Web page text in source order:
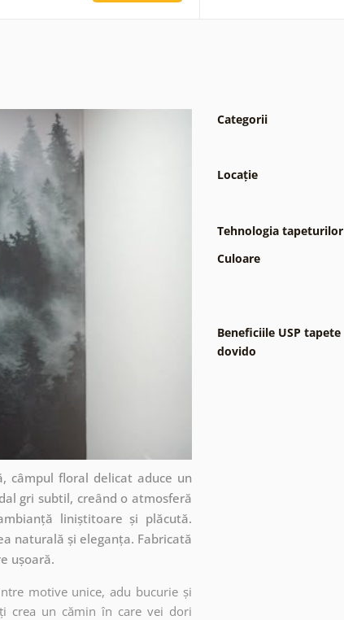
câmpul floral delicat aduce un
gri subtil, creând o atmosferă
liniștitoare și plăcută.
naturală și eleganța. Fabricată
ușoară.
motive unice, adu bucurie și
crea un cămin în care vei dori
Categorii
Locație
Tehnologia tapeturilor
Culoare
Beneficiile USP tapete
dovido